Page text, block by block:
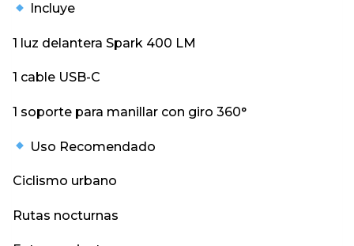
Incluye
1 luz delantera Spark 400 LM
1 cable USB-C
1 soporte para manillar con giro 360°
Uso Recomendado
Ciclismo urbano
Rutas nocturnas